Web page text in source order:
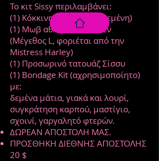
Το κιτ Sissy περιλαμβάνει:
(1) Κόκκινη φόρμα (αφορεμένη)
(1) Μωβ αθλητικό σουτιέν
(Μέγεθος L, φοριέται από την
Mistress Harley)
(1) Προσωρινό τατουάζ Σίσσυ
(1) Bondage Kit (αχρησιμοποίητο)
με:
δεμένα μάτια, γιακά και λουρί,
συγκράτηση καρπού, μαστίγιο,
σχοινί, γαργαλητό φτερών.
ΔΩΡΕΑΝ ΑΠΟΣΤΟΛΗ ΜΑΣ.
ΠΡΟΣΘΗΚΗ ΔΙΕΘΝΗΣ ΑΠΟΣΤΟΛΗΣ
20 $